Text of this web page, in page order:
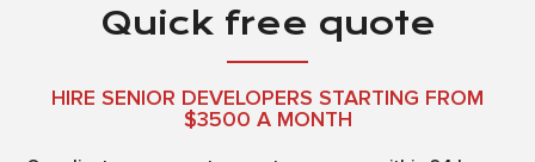
Quick free quote
HIRE SENIOR DEVELOPERS STARTING FROM
$3500 A MONTH